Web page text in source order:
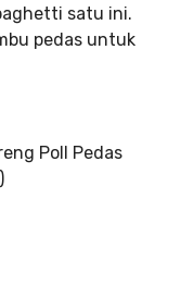
satu ini.
pedas untuk
Poll Pedas